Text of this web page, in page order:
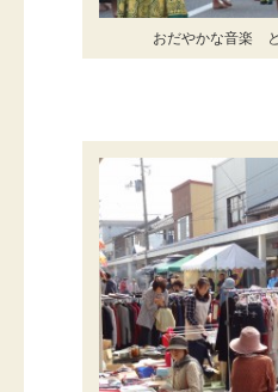
おだやかな音楽